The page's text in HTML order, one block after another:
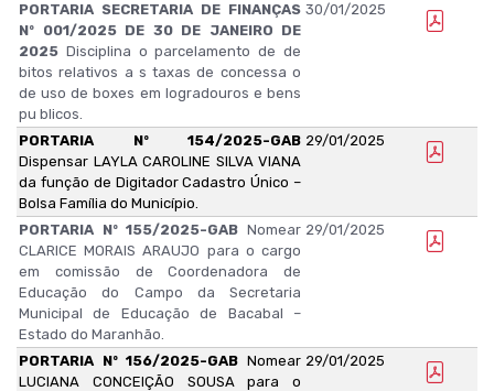
PORTARIA SECRETARIA DE FINANÇAS
Nº 001/2025 DE 30 DE JANEIRO DE
2025 Disciplina o parcelamento de de
bitos relativos a s taxas de concessa o
de uso de boxes em logradouros e bens
pu blicos.
30/01/2025
PORTARIA Nº 154/2025-GAB
Dispensar LAYLA CAROLINE SILVA VIANA
da função de Digitador Cadastro Único –
Bolsa Família do Município.
29/01/2025
PORTARIA Nº 155/2025-GAB Nomear
CLARICE MORAIS ARAUJO para o cargo
em comissão de Coordenadora de
Educação do Campo da Secretaria
Municipal de Educação de Bacabal –
Estado do Maranhão.
29/01/2025
PORTARIA Nº 156/2025-GAB Nomear
LUCIANA CONCEIÇÃO SOUSA para o
29/01/2025